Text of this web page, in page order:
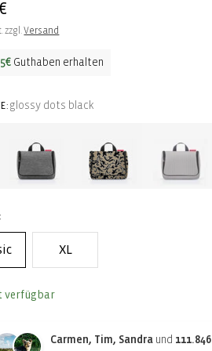
zzgl.Versand
Guthaben erhalten
glossy dots black
XL
verfügbar
Carmen, Tim, Sandra und 111.846